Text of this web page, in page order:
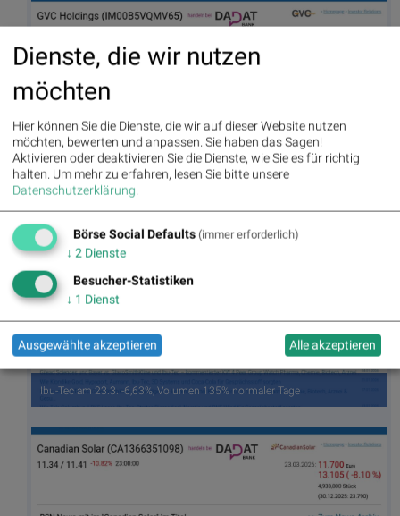
GVC Holdings am 23.3. 10,06%, Volumen 0% normaler Tage
Ibu-Tec am 23.3. -6,63%, Volumen 135% normaler Tage
Dienste, die wir nutzen
möchten
Hier können Sie die Dienste, die wir auf dieser Website nutzen
möchten, bewerten und anpassen. Sie haben das Sagen!
Aktivieren oder deaktivieren Sie die Dienste, wie Sie es für richtig
halten. Um mehr zu erfahren, lesen Sie bitte unsere
Datenschutzerklärung.
Börse Social Defaults (immer erforderlich)
↓ 2 Dienste
Besucher-Statistiken
↓ 1 Dienst
Ausgewählte akzeptieren Alle akzeptieren